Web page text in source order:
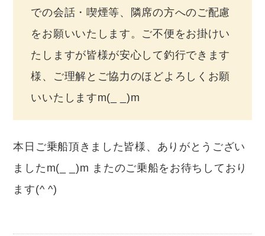
での会話・喫煙等、隣席の方へのご配慮
をお願いいたします。ご不便をお掛けい
たしますが皆様が安心して釣行できます
様、ご理解とご協力のほどよろしくお願
いいたしますm(_ _)m
本日ご乗船頂きました皆様、ありがとうござい
ましたm(_ _)m またのご乗船をお待ちしており
ます(^ ^)